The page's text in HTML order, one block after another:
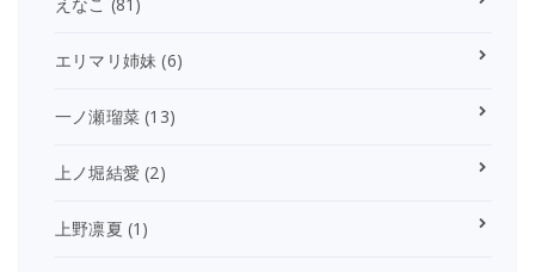
エリマリ姉妹 (6)
一ノ瀬瑠菜 (13)
上ノ堀結愛 (2)
上野凛夏 (1)